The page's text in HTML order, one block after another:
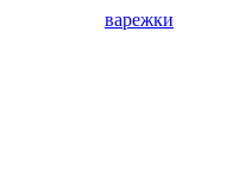
варежки